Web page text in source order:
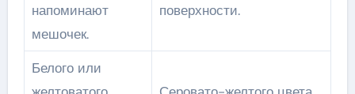
напоминают
мешочек.
поверхности.
Белого или